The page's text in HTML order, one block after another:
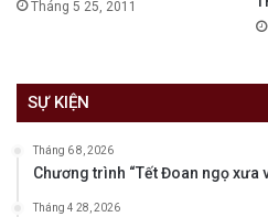
Tháng 5 25, 2011
SỰ KIỆN
Tháng 6 8, 2026
Chương trình “Tết Đoan ngọ xưa
Tháng 4 28, 2026